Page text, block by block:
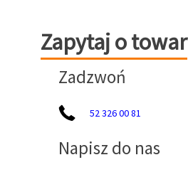
Zapytaj o towar
Zapytaj o towar
Zadzwoń
52 326 00 81
Napisz do nas